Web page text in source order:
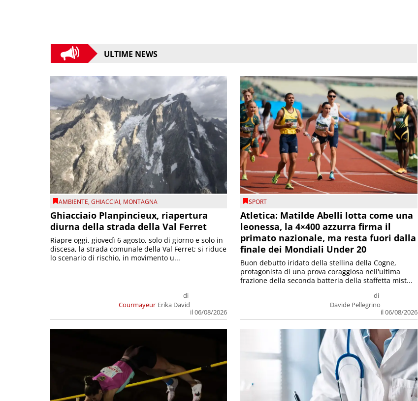
ULTIME NEWS
AMBIENTE,GHIACCIAI, MONTAGNA
Ghiacciaio Planpincieux, riapertura
diurna della strada della Val Ferret
Courmayeur
di
Erika David
il 06/08/2026
Riapre oggi, giovedì 6 agosto, solo di giorno e solo in
discesa, la strada comunale della Val Ferret; si riduce
lo scenario di rischio, in movimento u...
SPORT
Atletica: Matilde Abelli lotta come una
leonessa, la 4×400 azzurra firma il
primato nazionale, ma resta fuori dalla
finale dei Mondiali Under 20
di
Davide Pellegrino
il 06/08/2026
Buon debutto iridato della stellina della Cogne,
protagonista di una prova coraggiosa nell'ultima
frazione della seconda batteria della staffetta mist...